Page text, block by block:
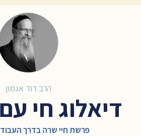
הרב דוד אגמון
דיאלוג חי
פרשת חיי שרה בדרך